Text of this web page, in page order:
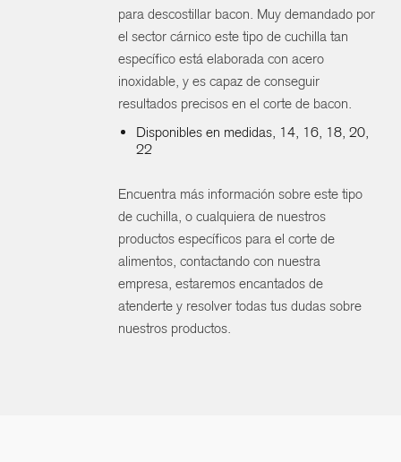
para descostillar bacon. Muy demandado por
el sector cárnico este tipo de cuchilla tan
específico está elaborada con acero
inoxidable, y es capaz de conseguir
resultados precisos en el corte de bacon.
Disponibles en medidas, 14, 16, 18, 20,
22
Encuentra más información sobre este tipo
de cuchilla, o cualquiera de nuestros
productos específicos para el corte de
alimentos, contactando con nuestra
empresa, estaremos encantados de
atenderte y resolver todas tus dudas sobre
nuestros productos.